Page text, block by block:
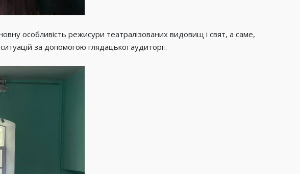
особливість режисури театралізованих видовищ і свят, а саме,
за допомогою глядацької аудиторії.